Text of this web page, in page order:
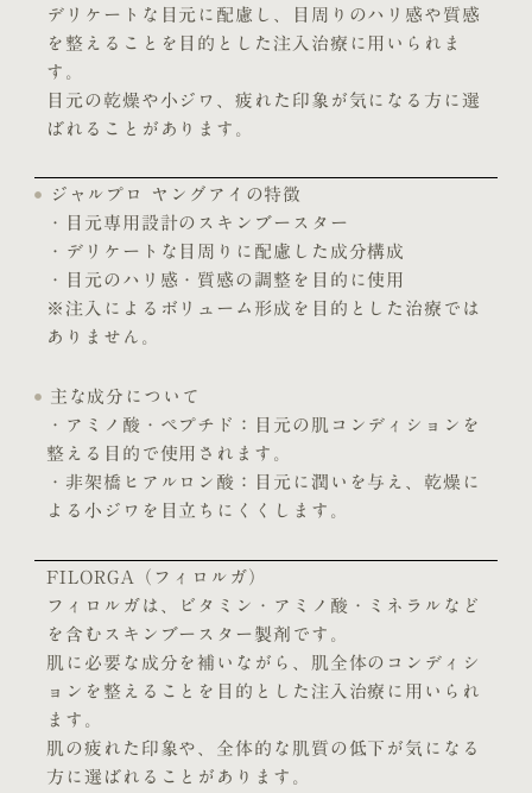
デリケートな目元に配慮し、目周りのハリ感や質感
を整えることを目的とした注入治療に用いられま
す。
目元の乾燥や小ジワ、疲れた印象が気になる方に選
ばれることがあります。
ジャルプロ ヤングアイの特徴
・目元専用設計のスキンブースター
・デリケートな目周りに配慮した成分構成
・目元のハリ感・質感の調整を目的に使用
※注入によるボリューム形成を目的とした治療では
ありません。
主な成分について
・アミノ酸・ペプチド：目元の肌コンディションを
整える目的で使用されます。
・非架橋ヒアルロン酸：目元に潤いを与え、乾燥に
よる小ジワを目立ちにくくします。
FILORGA（フィロルガ）
フィロルガは、ビタミン・アミノ酸・ミネラルなど
を含むスキンブースター製剤です。
肌に必要な成分を補いながら、肌全体のコンディシ
ョンを整えることを目的とした注入治療に用いられ
ます。
肌の疲れた印象や、全体的な肌質の低下が気になる
方に選ばれることがあります。